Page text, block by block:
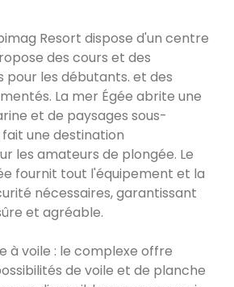
Resort dispose d'un centre
des cours et des
pour les débutants. et des
La mer Égée abrite une
et de paysages sous-
une destination
les amateurs de plongée. Le
fournit tout l'équipement et la
nécessaires, garantissant
et agréable.
à voile : le complexe offre
de voile et de planche